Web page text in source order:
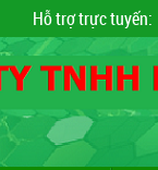
Hỗ trợ trực tuyến: